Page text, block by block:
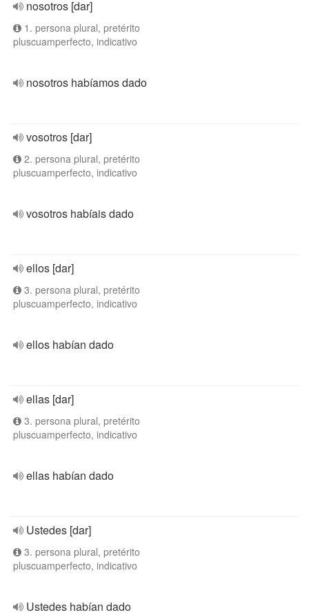
nosotros [dar]
1. persona plural, pretérito
pluscuamperfecto, indicativo
nosotros habíamos dado
vosotros [dar]
2. persona plural, pretérito
pluscuamperfecto, indicativo
vosotros habíais dado
ellos [dar]
3. persona plural, pretérito
pluscuamperfecto, indicativo
ellos habían dado
ellas [dar]
3. persona plural, pretérito
pluscuamperfecto, indicativo
ellas habían dado
Ustedes [dar]
3. persona plural, pretérito
pluscuamperfecto, indicativo
Ustedes habían dado